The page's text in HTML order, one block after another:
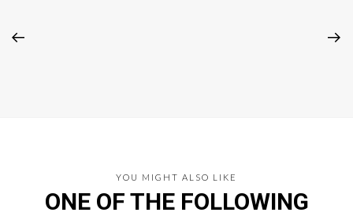
YOU MIGHT ALSO LIKE
ONE OF THE FOLLOWING